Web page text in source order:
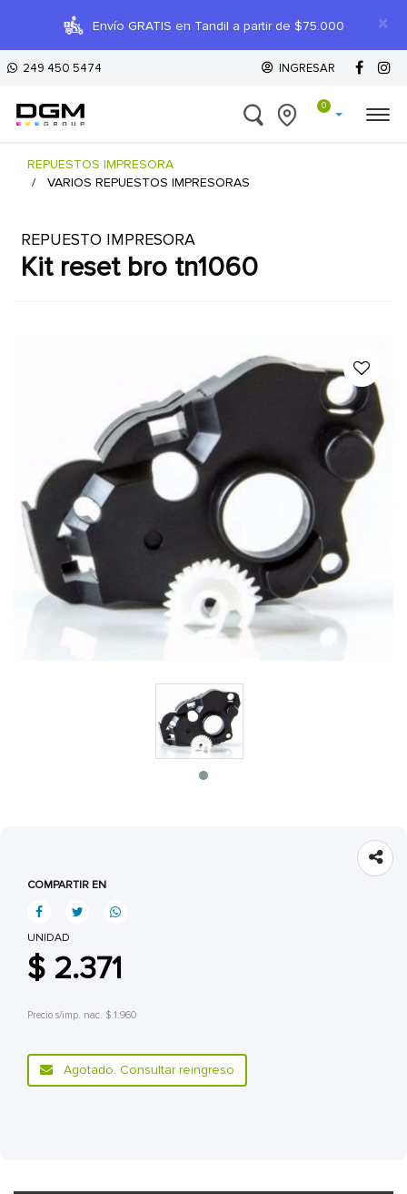
×
Envío GRATIS en Tandil a partir de $75.000
249 450 5474 INGRESAR
0
REPUESTOS IMPRESORA
VARIOS REPUESTOS IMPRESORAS
REPUESTO IMPRESORA
kit reset bro tn1060
COMPARTIR EN
UNIDAD
$ 2.371
Precio s/imp. nac. $ 1.960
Agotado. Consultar reingreso